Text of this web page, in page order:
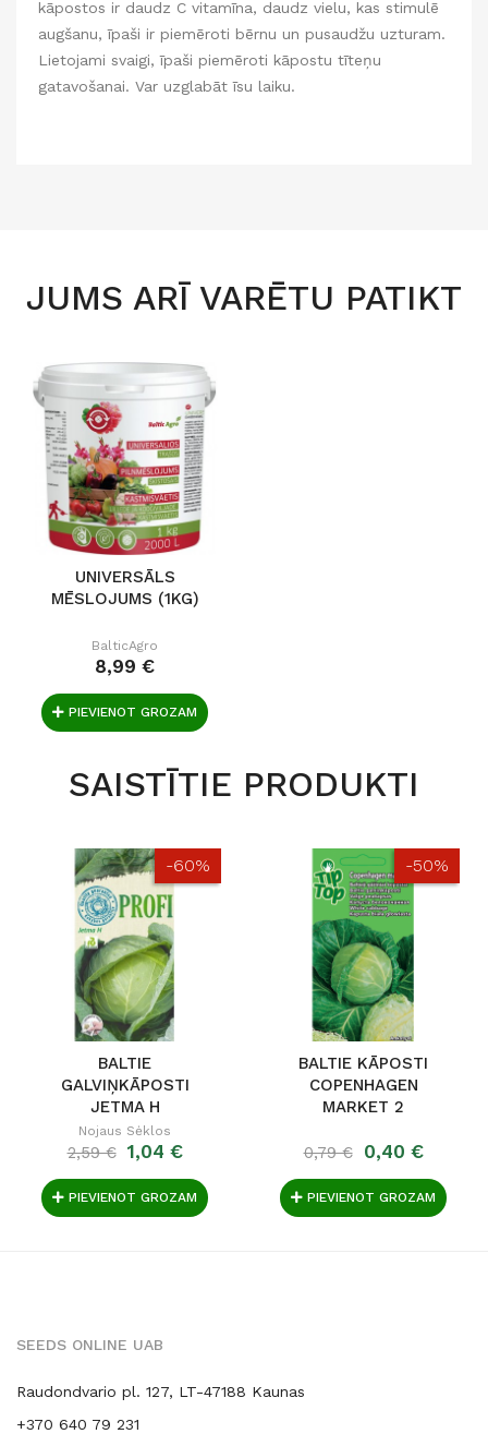
kāpostos ir daudz C vitamīna, daudz vielu, kas stimulē
augšanu, īpaši ir piemēroti bērnu un pusaudžu uzturam.
Lietojami svaigi, īpaši piemēroti kāpostu tīteņu
gatavošanai. Var uzglabāt īsu laiku.
JUMS ARĪ VARĒTU PATIKT
UNIVERSĀLS
MĒSLOJUMS (1KG)
BalticAgro
8,99 €
PIEVIENOT GROZAM
SAISTĪTIE PRODUKTI
-60%
BALTIE
GALVIŅKĀPOSTI
JETMA H
Nojaus Sėklos
2,59 € 1,04 €
PIEVIENOT GROZAM
-50%
BALTIE KĀPOSTI
COPENHAGEN
MARKET 2
0,79 € 0,40 €
PIEVIENOT GROZAM
SEEDS ONLINE UAB
Raudondvario pl. 127, LT-47188 Kaunas
+370 640 79 231